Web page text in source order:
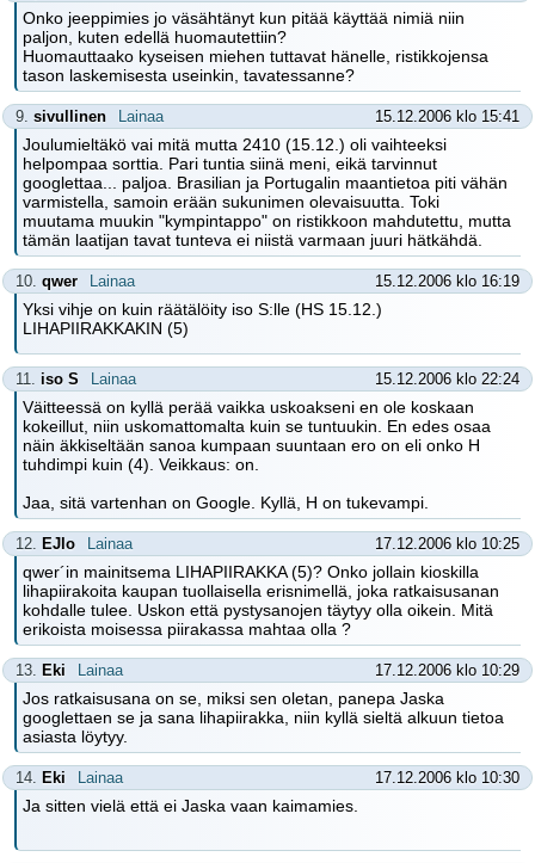
Onko jeeppimies jo väsähtänyt kun pitää käyttää nimiä niin
paljon, kuten edellä huomautettiin?
Huomauttaako kyseisen miehen tuttavat hänelle, ristikkojensa
tason laskemisesta useinkin, tavatessanne?
9. sivullinen Lainaa 15.12.2006 klo 15:41
Joulumieltäkö vai mitä mutta 2410 (15.12.) oli vaihteeksi
helpompaa sorttia. Pari tuntia siinä meni, eikä tarvinnut
googlettaa... paljoa. Brasilian ja Portugalin maantietoa piti vähän
varmistella, samoin erään sukunimen olevaisuutta. Toki
muutama muukin "kympintappo" on ristikkoon mahdutettu, mutta
tämän laatijan tavat tunteva ei niistä varmaan juuri hätkähdä.
10. qwer Lainaa 15.12.2006 klo 16:19
Yksi vihje on kuin räätälöity iso S:lle (HS 15.12.)
LIHAPIIRAKKAKIN (5)
11. iso S Lainaa 15.12.2006 klo 22:24
Väitteessä on kyllä perää vaikka uskoakseni en ole koskaan
kokeillut, niin uskomattomalta kuin se tuntuukin. En edes osaa
näin äkkiseltään sanoa kumpaan suuntaan ero on eli onko H
tuhdimpi kuin (4). Veikkaus: on.
Jaa, sitä vartenhan on Google. Kyllä, H on tukevampi.
12. EJlo Lainaa 17.12.2006 klo 10:25
qwer´in mainitsema LIHAPIIRAKKA (5)? Onko jollain kioskilla
lihapiirakoita kaupan tuollaisella erisnimellä, joka ratkaisusanan
kohdalle tulee. Uskon että pystysanojen täytyy olla oikein. Mitä
erikoista moisessa piirakassa mahtaa olla ?
13. Eki Lainaa 17.12.2006 klo 10:29
Jos ratkaisusana on se, miksi sen oletan, panepa Jaska
googlettaen se ja sana lihapiirakka, niin kyllä sieltä alkuun tietoa
asiasta löytyy.
14. Eki Lainaa 17.12.2006 klo 10:30
Ja sitten vielä että ei Jaska vaan kaimamies.